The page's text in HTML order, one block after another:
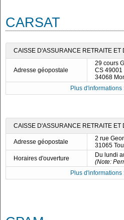
CARSAT
CAISSE D'ASSURANCE RETRAITE ET
Adresse géopostale
29 cours
CS 49001
34068
Plus
CAISSE D'ASSURANCE RETRAITE ET
Adresse géopostale
2 rue
31065
Horaires d'ouverture
Du lundi
(Note:
Plus